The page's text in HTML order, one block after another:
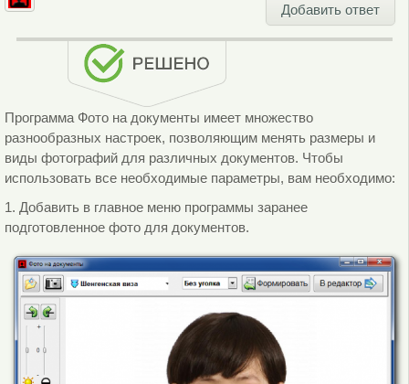
Добавить ответ
Программа Фото на документы имеет множество
разнообразных настроек, позволяющим менять размеры и
виды фотографий для различных документов. Чтобы
использовать все необходимые параметры, вам необходимо:
1. Добавить в главное меню программы заранее
подготовленное фото для документов.